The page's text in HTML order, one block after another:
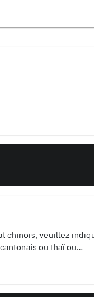
chinois, veuillez
ou thaï ou